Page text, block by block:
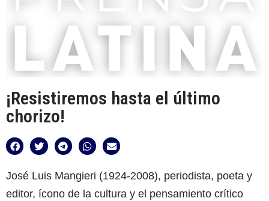
¡Resistiremos hasta el último
chorizo!
José Luis Mangieri (1924-2008), periodista, poeta y
editor, ícono de la cultura y el pensamiento crítico